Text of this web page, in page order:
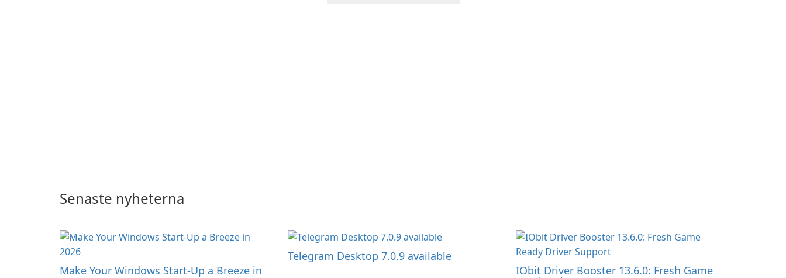
Senaste nyheterna
Make Your Windows Start-Up a Breeze in
Telegram Desktop 7.0.9 available
IObit Driver Booster 13.6.0: Fresh Game